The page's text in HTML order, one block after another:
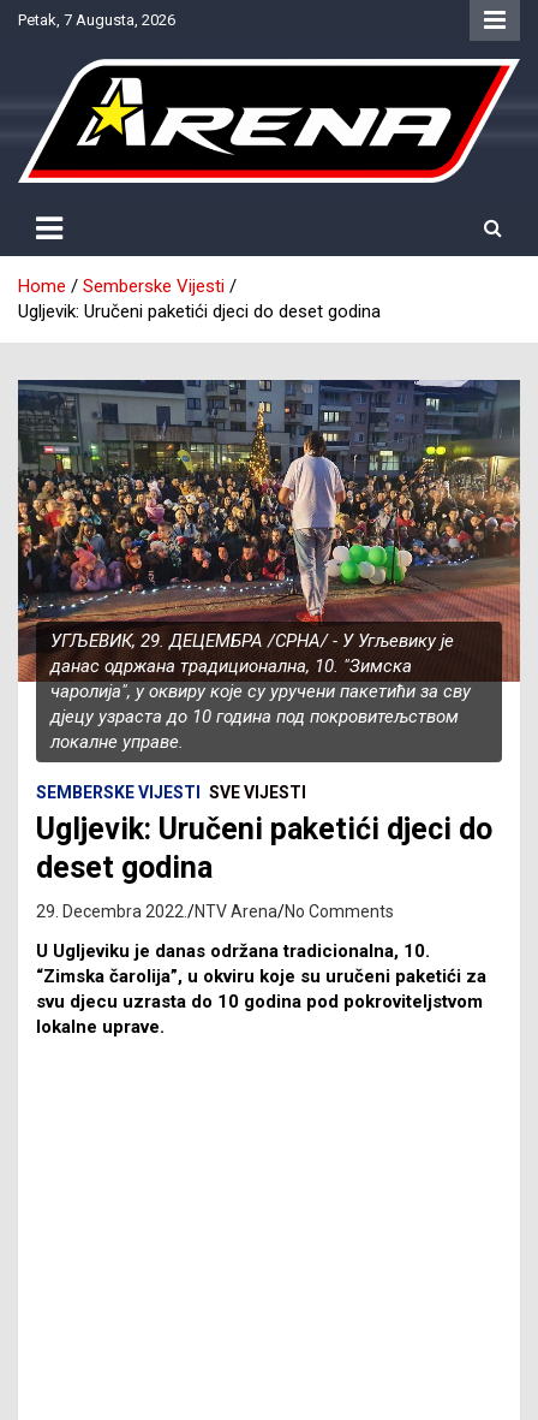
SkipPetak, 7 Augusta, 2026
NTV Arena
Home
Semberske Vijesti
Ugljevik: Uručeni paketići djeci do deset godina
УГЉЕВИК, 29. ДЕЦЕМБРА /СРНА/ - У Угљевику је
данас одржана традиционална, 10. "Зимска
чаролија", у оквиру које су уручени пакетићи за сву
дјецу узраста до 10 година под покровитељством
локалне управе.
SEMBERSKE VIJESTI SVE VIJESTI
Ugljevik: Uručeni paketići djeci do
deset godina
29. Decembra 2022. NTV Arena No Comments
U Ugljeviku je danas održana tradicionalna, 10.
“Zimska čarolija”, u okviru koje su uručeni paketići za
svu djecu uzrasta do 10 godina pod pokroviteljstvom
lokalne uprave.